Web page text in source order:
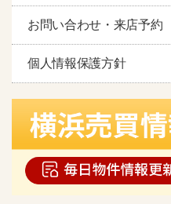
お問い合わせ・来店予約
個人情報保護方針